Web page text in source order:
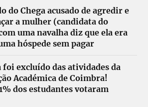
do Chega acusado de agredir e
a mulher (candidata do
uma navalha diz que ela era
hóspede sem pagar
foi excluído das atividades da
Académica de Coimbra!
dos estudantes votaram